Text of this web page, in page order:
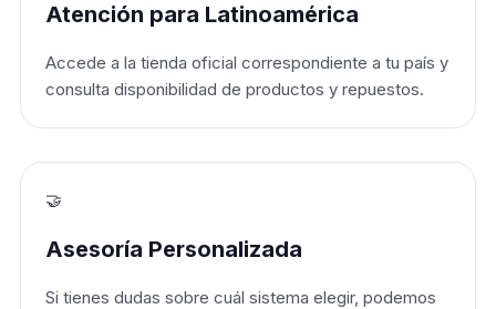
Atención para Latinoamérica
Accede a la tienda oficial correspondiente a tu país y
consulta disponibilidad de productos y repuestos.
🤝
Asesoría Personalizada
Si tienes dudas sobre cuál sistema elegir, podemos